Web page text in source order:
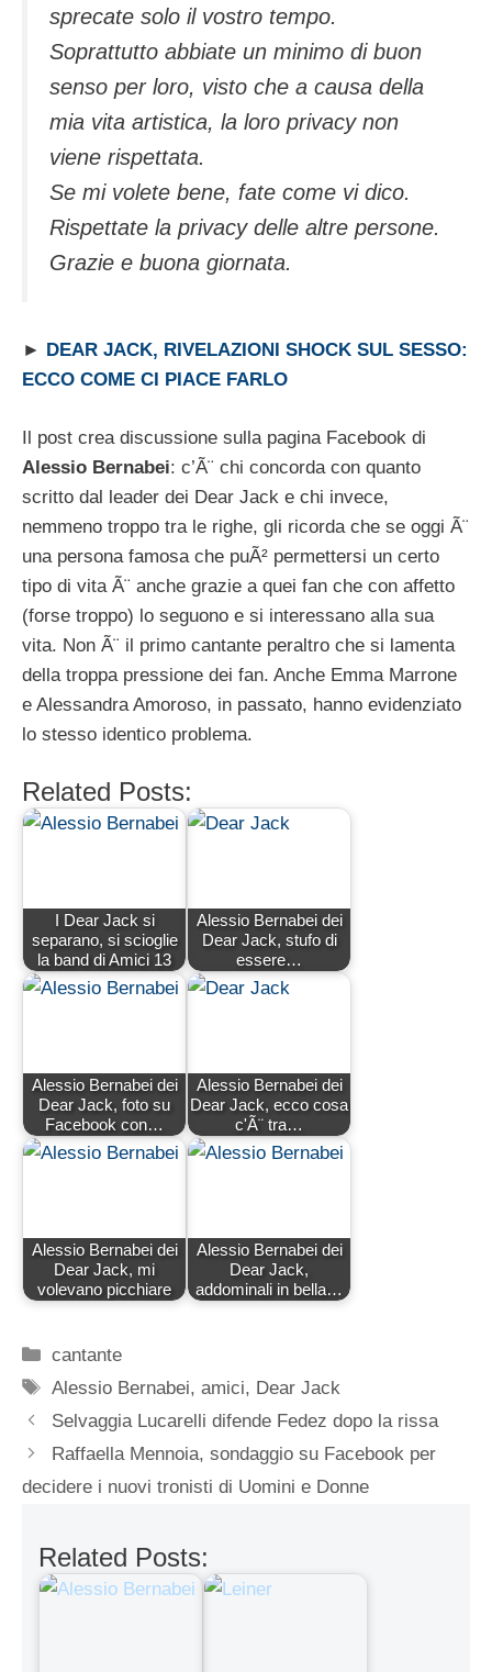
sprecate solo il vostro tempo.
Soprattutto abbiate un minimo di buon
senso per loro, visto che a causa della
mia vita artistica, la loro privacy non
viene rispettata.
Se mi volete bene, fate come vi dico.
Rispettate la privacy delle altre persone.
Grazie e buona giornata.
► DEAR JACK, RIVELAZIONI SHOCK SUL SESSO:
ECCO COME CI PIACE FARLO
Il post crea discussione sulla pagina Facebook di
Alessio Bernabei: c’Ã¨ chi concorda con quanto
scritto dal leader dei Dear Jack e chi invece,
nemmeno troppo tra le righe, gli ricorda che se oggi Ã¨
una persona famosa che puÃ² permettersi un certo
tipo di vita Ã¨ anche grazie a quei fan che con affetto
(forse troppo) lo seguono e si interessano alla sua
vita. Non Ã¨ il primo cantante peraltro che si lamenta
della troppa pressione dei fan. Anche Emma Marrone
e Alessandra Amoroso, in passato, hanno evidenziato
lo stesso identico problema.
Related Posts:
I Dear Jack si
separano, si scioglie
la band di Amici 13
Alessio Bernabei dei
Dear Jack, stufo di
essere…
Alessio Bernabei dei
Dear Jack, foto su
Facebook con…
Alessio Bernabei dei
Dear Jack, ecco cosa
c'Ã¨ tra…
Alessio Bernabei dei
Dear Jack, mi
volevano picchiare
Alessio Bernabei dei
Dear Jack,
addominali in bella…
Categorie
cantante
Tag
Alessio Bernabei,amici, Dear Jack
Selvaggia Lucarelli difende Fedez dopo la rissa
Raffaella Mennoia, sondaggio su Facebook per
decidere i nuovi tronisti di Uomini e Donne
Related Posts: